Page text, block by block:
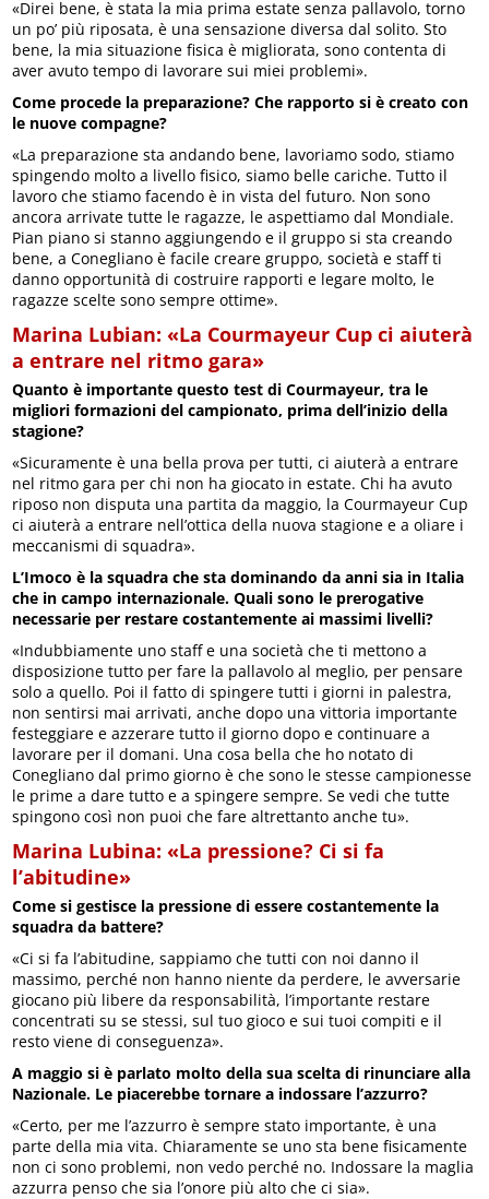
«Direi bene, è stata la mia prima estate senza pallavolo, torno
un po’ più riposata, è una sensazione diversa dal solito. Sto
bene, la mia situazione fisica è migliorata, sono contenta di
aver avuto tempo di lavorare sui miei problemi».
Come procede la preparazione? Che rapporto si è creato con
le nuove compagne?
«La preparazione sta andando bene, lavoriamo sodo, stiamo
spingendo molto a livello fisico, siamo belle cariche. Tutto il
lavoro che stiamo facendo è in vista del futuro. Non sono
ancora arrivate tutte le ragazze, le aspettiamo dal Mondiale.
Pian piano si stanno aggiungendo e il gruppo si sta creando
bene, a Conegliano è facile creare gruppo, società e staff ti
danno opportunità di costruire rapporti e legare molto, le
ragazze scelte sono sempre ottime».
Marina Lubian: «La Courmayeur Cup ci aiuterà
a entrare nel ritmo gara»
Quanto è importante questo test di Courmayeur, tra le
migliori formazioni del campionato, prima dell’inizio della
stagione?
«Sicuramente è una bella prova per tutti, ci aiuterà a entrare
nel ritmo gara per chi non ha giocato in estate. Chi ha avuto
riposo non disputa una partita da maggio, la Courmayeur Cup
ci aiuterà a entrare nell’ottica della nuova stagione e a oliare i
meccanismi di squadra».
L’Imoco è la squadra che sta dominando da anni sia in Italia
che in campo internazionale. Quali sono le prerogative
necessarie per restare costantemente ai massimi livelli?
«Indubbiamente uno staff e una società che ti mettono a
disposizione tutto per fare la pallavolo al meglio, per pensare
solo a quello. Poi il fatto di spingere tutti i giorni in palestra,
non sentirsi mai arrivati, anche dopo una vittoria importante
festeggiare e azzerare tutto il giorno dopo e continuare a
lavorare per il domani. Una cosa bella che ho notato di
Conegliano dal primo giorno è che sono le stesse campionesse
le prime a dare tutto e a spingere sempre. Se vedi che tutte
spingono così non puoi che fare altrettanto anche tu».
Marina Lubina: «La pressione? Ci si fa
l’abitudine»
Come si gestisce la pressione di essere costantemente la
squadra da battere?
«Ci si fa l’abitudine, sappiamo che tutti con noi danno il
massimo, perché non hanno niente da perdere, le avversarie
giocano più libere da responsabilità, l’importante restare
concentrati su se stessi, sul tuo gioco e sui tuoi compiti e il
resto viene di conseguenza».
A maggio si è parlato molto della sua scelta di rinunciare alla
Nazionale. Le piacerebbe tornare a indossare l’azzurro?
«Certo, per me l’azzurro è sempre stato importante, è una
parte della mia vita. Chiaramente se uno sta bene fisicamente
non ci sono problemi, non vedo perché no. Indossare la maglia
azzurra penso che sia l’onore più alto che ci sia».